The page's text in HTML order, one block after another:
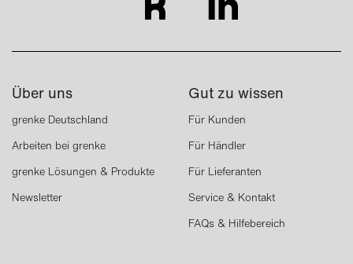
Über uns
grenke Deutschland
Arbeiten bei grenke
grenke Lösungen & Produkte
Newsletter
Gut zu wissen
Für Kunden
Für Händler
Für Lieferanten
Service & Kontakt
FAQs & Hilfebereich